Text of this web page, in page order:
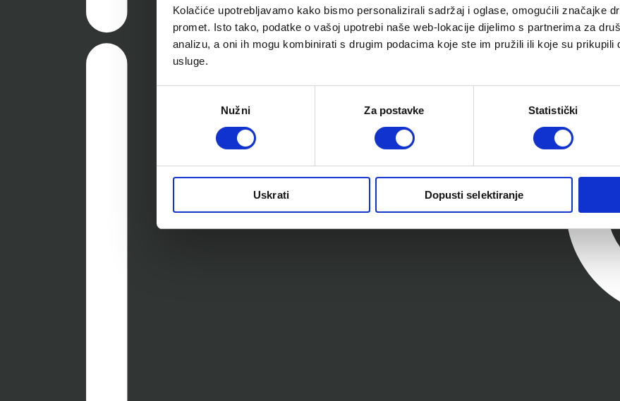
Kolačiće upotrebljavamo kako bismo personalizirali sadržaj i oglase, omogućili značajke
promet. Isto tako, podatke o vašoj upotrebi naše web-lokacije dijelimo s partnerima za
analizu, a oni ih mogu kombinirati s drugim podacima koje ste im pružili ili koje su prikupili
usluge.
Nužni Za postavke Statistički
Uskrati Dopusti selektiranje